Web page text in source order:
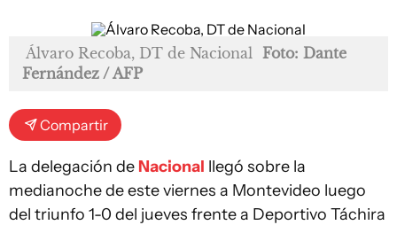
Álvaro Recoba, DT de Nacional Foto: Dante
Fernández / AFP
Compartir
La delegación de Nacional llegó sobre la
medianoche de este viernes a Montevideo luego
del triunfo 1-0 del jueves frente a Deportivo Táchira